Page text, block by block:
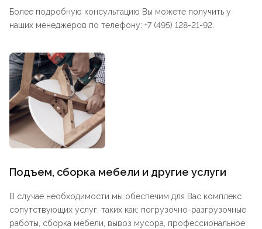
Более подробную консультацию Вы можете получить у
наших менеджеров по телефону: +7 (495) 128-21-92.
Подъем, сборка мебели и другие услуги
В случае необходимости мы обеспечим для Вас комплекс
сопутствующих услуг, таких как: погрузочно-разгрузочные
работы, сборка мебели, вывоз мусора, профессиональное